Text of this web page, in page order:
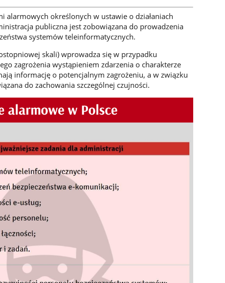
alarmowych określonych w ustawie o działaniach
publiczna jest zobowiązana do prowadzenia
systemów teleinformatycznych.
skali) wprowadza się w przypadku
zagrożenia wystąpieniem zdarzenia o charakterze
informację o potencjalnym zagrożeniu, a w związku
do zachowania szczególnej czujności.